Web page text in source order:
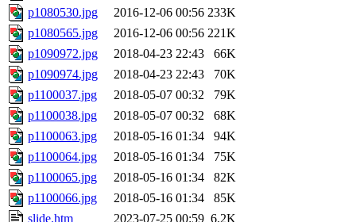
p1080530.jpg
2016-12-06 00:56 233K
p1080565.jpg
2016-12-06 00:56 221K
p1090972.jpg
2018-04-23 22:43
66K
p1090974.jpg
2018-04-23 22:43
70K
p1100037.jpg
2018-05-07 00:32
79K
p1100038.jpg
2018-05-07 00:32
68K
p1100063.jpg
2018-05-16 01:34
94K
p1100064.jpg
2018-05-16 01:34
75K
p1100065.jpg
2018-05-16 01:34
82K
p1100066.jpg
2018-05-16 01:34
85K
slide.htm
2023-07-25 00:59 6.2K